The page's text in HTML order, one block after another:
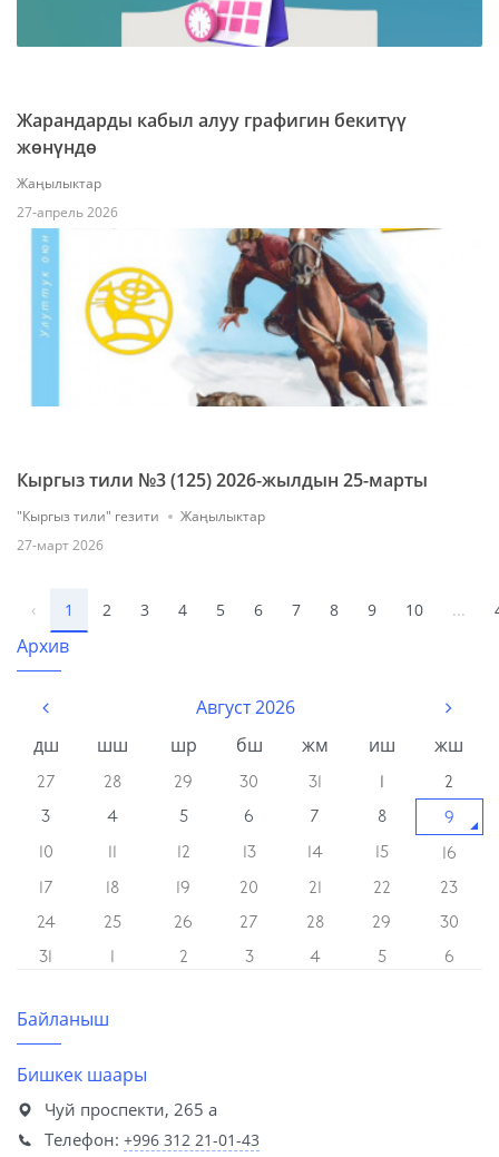
Жарандарды кабыл алуу графигин бекитүү
жөнүндө
Жаңылыктар
27-апрель 2026
Кыргыз тили №3 (125) 2026-жылдын 25-марты
"Кыргыз тили" гезити
Жаңылыктар
27-март 2026
‹ 1 2 3 4 5 6 7 8 9 10 ...
Архив
Август 2026
дш
шш шр бш жм иш жш
27 28 29 30 31
2
3
4 5 6 7 8
9
10
12 13 14 15
16
17
18 19 20 21 22
23
24
25 26 27 28 29
30
31
2 3 4 5 6
Байланыш
Бишкек шаары
Чуй проспекти, 265 а
Телефон: +996 312 21-01-43